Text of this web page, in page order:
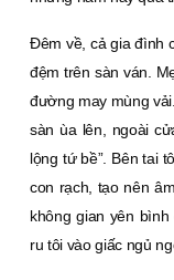
Ðêm về, cả gia đình
đệm trên sàn ván.
đường may mùng
sàn ùa lên, ngoài
lộng tứ bề”. Bên tai
con rạch, tạo nên
không gian yên
ru tôi vào giấc ngủ